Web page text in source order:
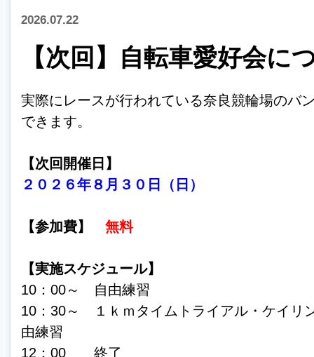
2026.07.22
【次回】自転車愛好会に
実際にレースが行われている奈良競輪場のバ
できます。
【次回開催日】
２０２６年８ 月３０日（日）
【参加費】 無料
【実施スケジュール】
10：00～ 自由練習
10：30～ １ｋｍタイムトライアル・ケイリ
由練習
12：00 終了